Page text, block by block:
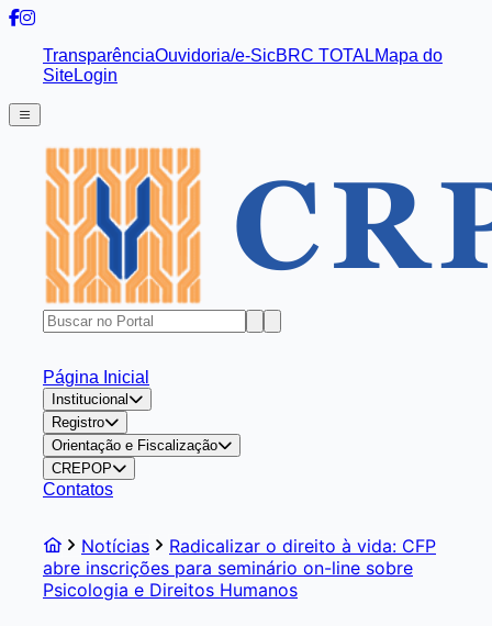
TransparênciaOuvidoria/e-SicBRC TOTALMapa do
SiteLogin
Página Inicial
Institucional
Registro
Orientação e Fiscalização
CREPOP
Contatos
Notícias
Radicalizar o direito à vida: CFP
abre inscrições para seminário on-line sobre
Psicologia e Direitos Humanos